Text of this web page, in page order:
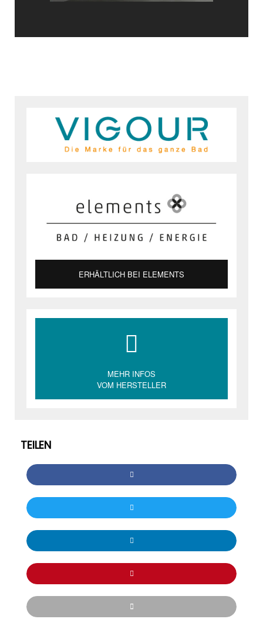
ERHÄLTLICH BEI ELEMENTS
MEHR INFOS
VOM HERSTELLER
TEILEN